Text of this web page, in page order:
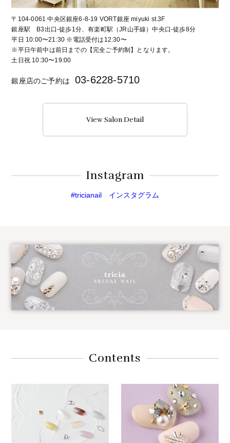
〒104-0061 中央区銀座6-8-19 VORT銀座 miyuki st.3F
銀座駅 B3出口-徒歩1分、有楽町駅（JR山手線）中央口-徒歩8分
平日 10:00〜21:30 ※電話受付は12:30〜
※平日午前中は前日までの【完全ご予約制】となります。
土日祝 10:30〜19:00
銀座店のご予約は 03-6228-5710
View Salon Detail
Instagram
#tricianail インスタグラム
Contents